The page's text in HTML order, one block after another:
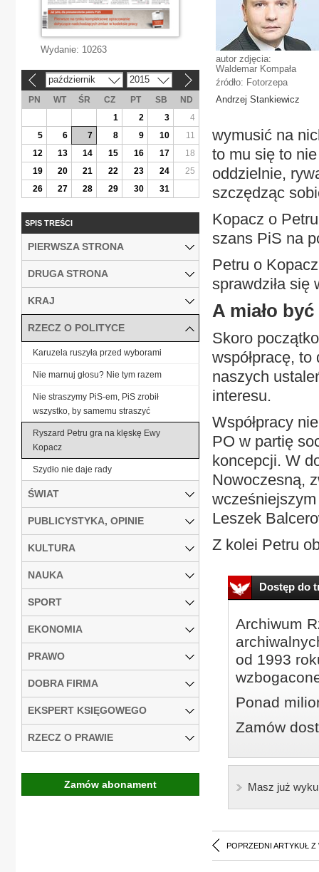
autor zdjęcia:
Waldemar Kompała
źródło: Fotorzepa
Andrzej Stankiewicz
wymusić na
to mu się to
oddzielnie,
szczędząc
Kopacz o
szans PiS na
Petru o
sprawdziła się
A miało
Skoro
współpracę, to
naszych
interesu.
Współpracy
PO w partię
koncepcji. W
Nowoczesną,
Leszek
Z kolei Petru
Dostęp do
Archiwum
od 1993
Ponad
Zamów
Masz już
POPRZEDNI ARTYKUŁ Z
Wydanie: 10263
październik 2015
PN WT ŚR CZ PT SB
ND
1
2 3
4
5
6 7 8 9 10
11
12
13 14 15 16 17
18
19
20 21 22 23 24
25
26
27 28 29 30 31
SPIS TREŚCI
PIERWSZA STRONA
DRUGA STRONA
KRAJ
RZECZ O POLITYCE
Karuzela ruszyła przed wyborami
Nie marnuj głosu? Nie tym razem
Nie straszymy PiS-em, PiS zrobił
wszystko, by samemu straszyć
Ryszard Petru gra na klęskę Ewy
Kopacz
Szydło nie daje rady
ŚWIAT
PUBLICYSTYKA, OPINIE
KULTURA
NAUKA
SPORT
EKONOMIA
PRAWO
DOBRA FIRMA
EKSPERT KSIĘGOWEGO
RZECZ O PRAWIE
Zamów abonament